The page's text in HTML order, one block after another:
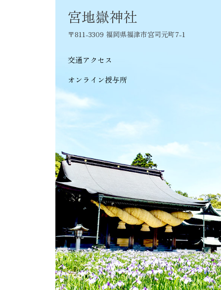
シ
ョ
ン
宮地嶽神社
〒811-3309 福岡県福津市宮司元町7-1
交通アクセス
オンライン授与所